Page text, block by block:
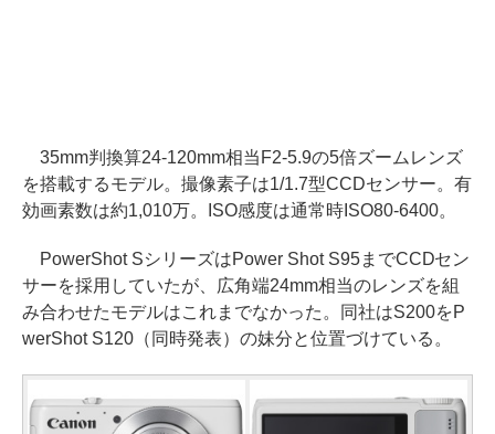
35mm判換算24-120mm相当F2-5.9の5倍ズームレンズ
を搭載するモデル。撮像素子は1/1.7型CCDセンサー。有
効画素数は約1,010万。ISO感度は通常時ISO80-6400。
PowerShot SシリーズはPower Shot S95までCCDセン
サーを採用していたが、広角端24mm相当のレンズを組
み合わせたモデルはこれまでなかった。同社はS200をP
werShot S120（同時発表）の妹分と位置づけている。